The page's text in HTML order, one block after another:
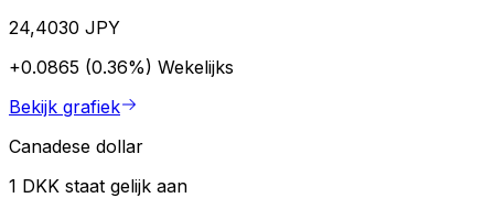
24,4030 JPY
+0.0865 (0.36%) Wekelijks
Bekijk grafiek
Canadese dollar
1 DKK staat gelijk aan